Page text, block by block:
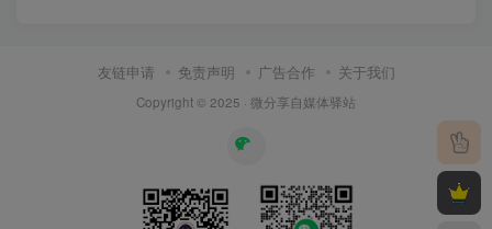
友链申请 免责声明 广告合作 关于我们
Copyright © 2025 · 微分享自媒体驿站